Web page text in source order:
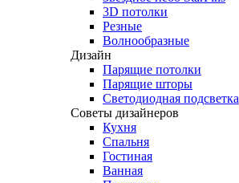
3D потолки
Резные
Волнообразные
Дизайн
Парящие потолки
Парящие шторы
Светодиодная подсветка
Советы дизайнеров
Кухня
Спальня
Гостиная
Ванная